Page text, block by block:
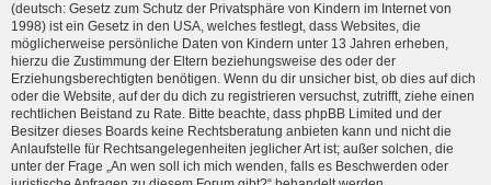
(deutsch: Gesetz zum Schutz der Privatsphäre von Kindern im Internet von
1998) ist ein Gesetz in den USA, welches festlegt, dass Websites, die
möglicherweise persönliche Daten von Kindern unter 13 Jahren erheben,
hierzu die Zustimmung der Eltern beziehungsweise des oder der
Erziehungsberechtigten benötigen. Wenn du dir unsicher bist, ob dies auf dich
oder die Website, auf der du dich zu registrieren versuchst, zutrifft, ziehe einen
rechtlichen Beistand zu Rate. Bitte beachte, dass phpBB Limited und der
Besitzer dieses Boards keine Rechtsberatung anbieten kann und nicht die
Anlaufstelle für Rechtsangelegenheiten jeglicher Art ist; außer solchen, die
unter der Frage „An wen soll ich mich wenden, falls es Beschwerden oder